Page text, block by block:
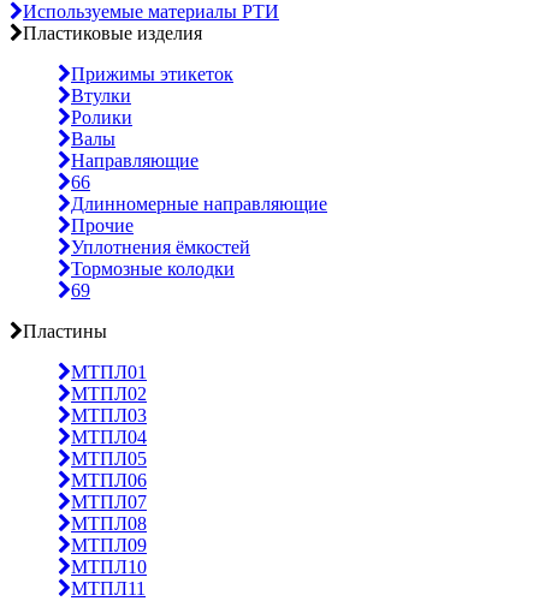
Используемые материалы РТИ
Пластиковые изделия
Прижимы этикеток
Втулки
Ролики
Валы
Направляющие
66
Длинномерные направляющие
Прочие
Уплотнения ёмкостей
Тормозные колодки
69
Пластины
МТПЛ01
МТПЛ02
МТПЛ03
МТПЛ04
МТПЛ05
МТПЛ06
МТПЛ07
МТПЛ08
МТПЛ09
МТПЛ10
МТПЛ11